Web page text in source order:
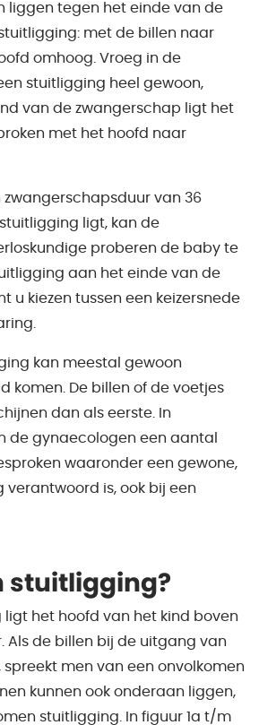
liggen tegen het einde van de
met de billen naar
omhoog. Vroeg in de
stuitligging heel gewoon,
van de zwangerschap ligt het
met het hoofd naar
zwangerschapsduur van 36
ligt, kan de
proberen de baby te
aan het einde van de
u kiezen tussen een keizersnede
kan meestal gewoon
komen. De billen of de voetjes
dan als eerste. In
de gynaecologen een aantal
waaronder een gewone,
is, ook bij een
stuitligging?
ligt het hoofd van het kind boven
Als de billen bij de uitgang van
spreekt men van een onvolkomen
kunnen ook onderaan liggen,
stuitligging. In figuur 1a t/m